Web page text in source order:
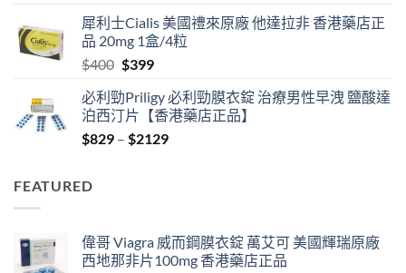
was:
$600.
is:
$480.
犀利士Cialis 美國禮來原廠 他達拉非 香港藥店正
品 20mg 1盒/4粒
$400 Original
was:
$400.
$399Current
is:
$399.
必利勁Priligy 必利勁膜衣錠 治療男性早洩 鹽酸達
泊西汀片【香港藥店正品】
$829 – $2129Price
FEATURED
偉哥 Viagra 威而鋼膜衣錠 萬艾可 美國輝瑞原廠
西地那非片100mg 香港藥店正品